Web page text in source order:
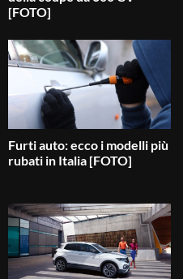
[FOTO]
Furti auto: ecco i modelli più
rubati in Italia [FOTO]